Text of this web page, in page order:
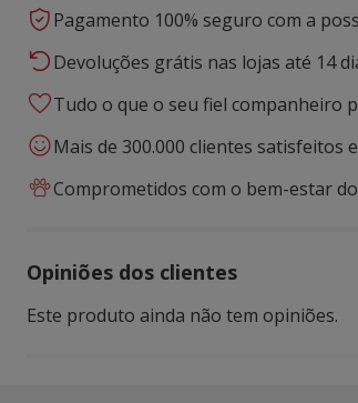
Pagamento 100% seguro com a
Devoluções grátis nas lojas até 14
Tudo o que o seu fiel companheiro
Mais de 300.000 clientes satisfeitos
Comprometidos com o bem-estar
Opiniões dos clientes
Este produto ainda não tem opiniões.